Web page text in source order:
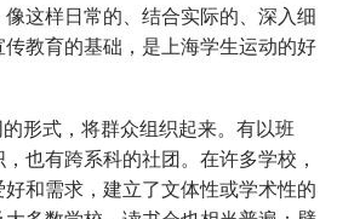
这样日常的、结合实际的、深入细
教育的基础，是上海学生运动的好
形式，将群众组织起来。有以班
也有跨系科的社团。在许多学校，
和需求，建立了文体性或学术性的